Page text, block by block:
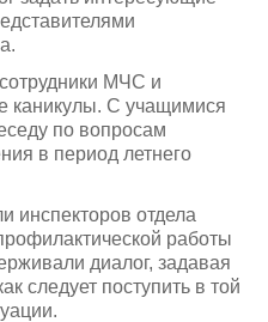
МЧС и
каникулы. С учащимися
по вопросам
в период летнего
инспекторов отдела
работы
диалог, задавая
следует поступить в той